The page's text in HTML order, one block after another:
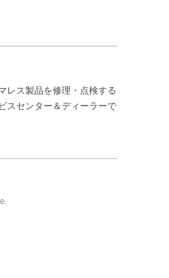
レス製品を修理・点検する
スセンター＆ディーラーで
.